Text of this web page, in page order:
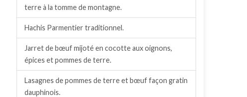
terre à la tomme de montagne.
Hachis Parmentier traditionnel.
Jarret de bœuf mijoté en cocotte aux oignons,
épices et pommes de terre.
Lasagnes de pommes de terre et bœuf façon gratin
dauphinois.